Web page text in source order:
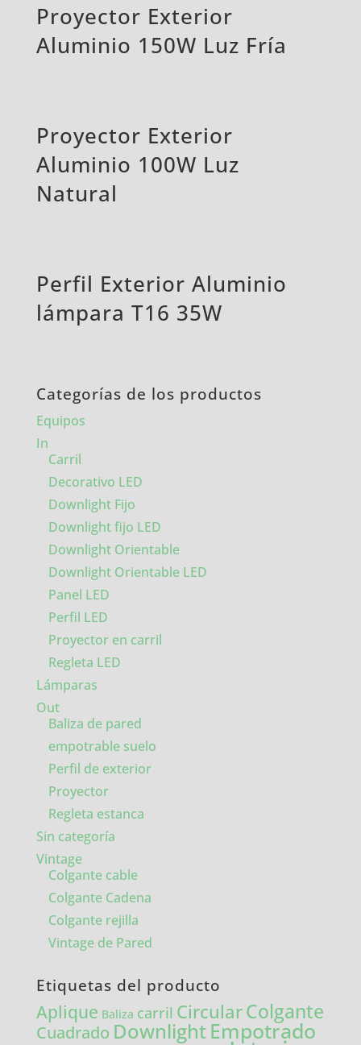
Proyector Exterior
Aluminio 150W Luz Fría
Proyector Exterior
Aluminio 100W Luz
Natural
Perfil Exterior Aluminio
lámpara T16 35W
Categorías de los productos
Equipos
In
Carril
Decorativo LED
Downlight Fijo
Downlight fijo LED
Downlight Orientable
Downlight Orientable LED
Panel LED
Perfil LED
Proyector en carril
Regleta LED
Lámparas
Out
Baliza de pared
empotrable suelo
Perfil de exterior
Proyector
Regleta estanca
Sin categoría
Vintage
Colgante cable
Colgante Cadena
Colgante rejilla
Vintage de Pared
Etiquetas del producto
Aplique Baliza carril CircularColgante
Cuadrado DownlightEmpotrado